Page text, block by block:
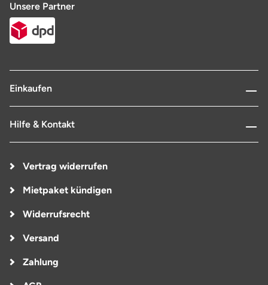
Unsere Partner
Einkaufen
Hilfe & Kontakt
Vertrag widerrufen
Mietpaket kündigen
Widerrufsrecht
Versand
Zahlung